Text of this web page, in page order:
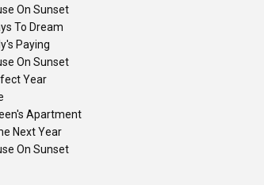
On Sunset
To Dream
Paying
On Sunset
Year
Apartment
Next Year
On Sunset